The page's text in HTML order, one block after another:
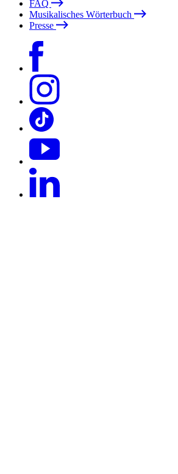
FAQ
Musikalisches Wörterbuch
Presse